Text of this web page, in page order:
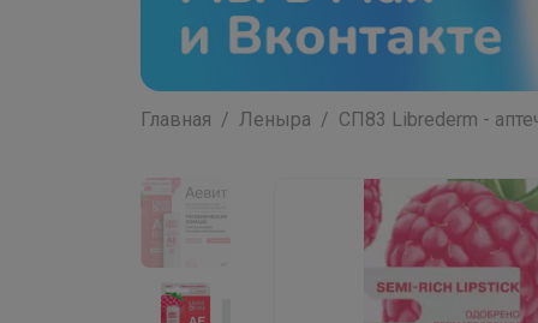
Главная Леныра СП83 Librederm -